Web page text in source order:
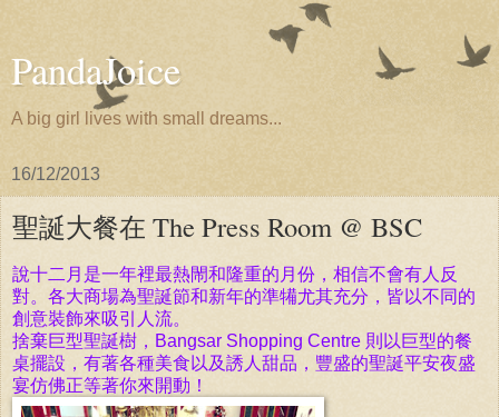
PandaJoice
A big girl lives with small dreams...
16/12/2013
聖誕大餐在 The Press Room @ BSC
說十二月是一年裡最熱閙和隆重的月份，相信不會有人反
對。各大商場為聖誕節和新年的準犕尤其充分，皆以不同的
創意裝飾來吸引人流。
捨棄巨型聖誕樹，Bangsar Shopping Centre 則 以巨型的餐
桌擺設，有著各種美食以及誘人甜品，豐盛的聖誕平安夜盛
宴仿佛正等著你來開動！